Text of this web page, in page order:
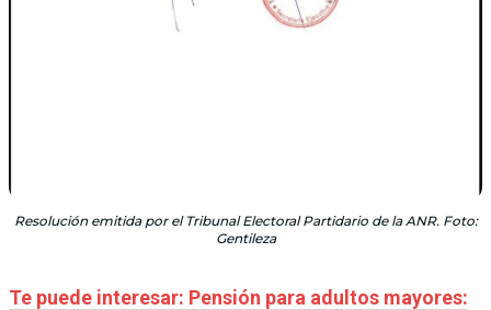
Resolución emitida por el Tribunal Electoral Partidario de la ANR. Foto:
Gentileza
Te puede interesar: Pensión para adultos mayores: